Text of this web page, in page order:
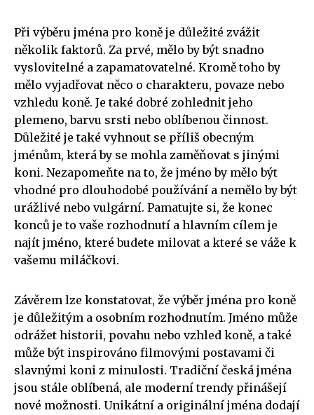
Při výběru jména pro koně je důležité zvážit
několik faktorů. Za prvé, mělo by být snadno
vyslovitelné a zapamatovatelné. Kromě toho by
mělo vyjadřovat něco o charakteru, povaze nebo
vzhledu koně. Je také dobré zohlednit jeho
plemeno, barvu srsti nebo oblíbenou činnost.
Důležité je také vyhnout se příliš obecným
jménům, která by se mohla zaměňovat s jinými
koni. Nezapomeňte na to, že jméno by mělo být
vhodné pro dlouhodobé používání a nemělo by být
urážlivé nebo vulgární. Pamatujte si, že konec
konců je to vaše rozhodnutí a hlavním cílem je
najít jméno, které budete milovat a které se váže k
vašemu miláčkovi.
Závěrem lze konstatovat, že výběr jména pro koně
je důležitým a osobním rozhodnutím. Jméno může
odrážet historii, povahu nebo vzhled koně, a také
může být inspirováno filmovými postavami či
slavnými koni z minulosti. Tradiční česká jména
jsou stále oblíbená, ale moderní trendy přinášejí
nové možnosti. Unikátní a originální jména dodají